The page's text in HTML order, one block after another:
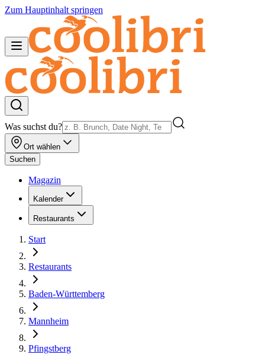
Zum Hauptinhalt springen
Was suchst du?
Ort wählen
Suchen
Magazin
Kalender
Restaurants
Start
Restaurants
Baden-Württemberg
Mannheim
Pfingstberg